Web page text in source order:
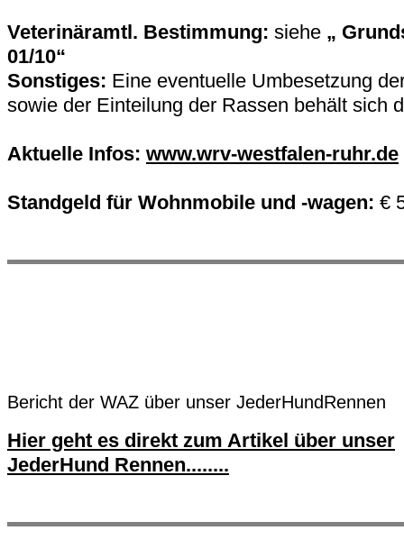
Veterinäramtl. Bestimmung: siehe „
01/10“
Sonstiges: Eine eventuelle Umbesetzung
sowie der Einteilung der Rassen behält sich
Aktuelle Infos: www.wrv-westfalen-ruhr.de
Standgeld für Wohnmobile und -wagen: €
Bericht der WAZ über unser JederHundRennen
Hier geht es direkt zum Artikel über unser
JederHund Rennen........